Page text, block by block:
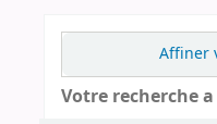
Affiner
Votre recherche